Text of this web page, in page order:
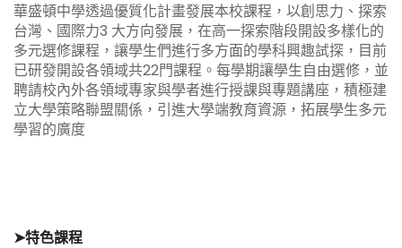
華盛頓中學透過優質化計畫發展本校課程，以創思力、探索
台灣、國際力3 大方向發展，在高一探索階段開設多樣化的
多元選修課程，讓學生們進行多方面的學科興趣試探，目前
已研發開設各領域共22門課程。每學期讓學生自由選修，並
聘請校內外各領域專家與學者進行授課與專題講座，積極建
立大學策略聯盟關係，引進大學端教育資源，拓展學生多元
學習的廣度
➤特色課程